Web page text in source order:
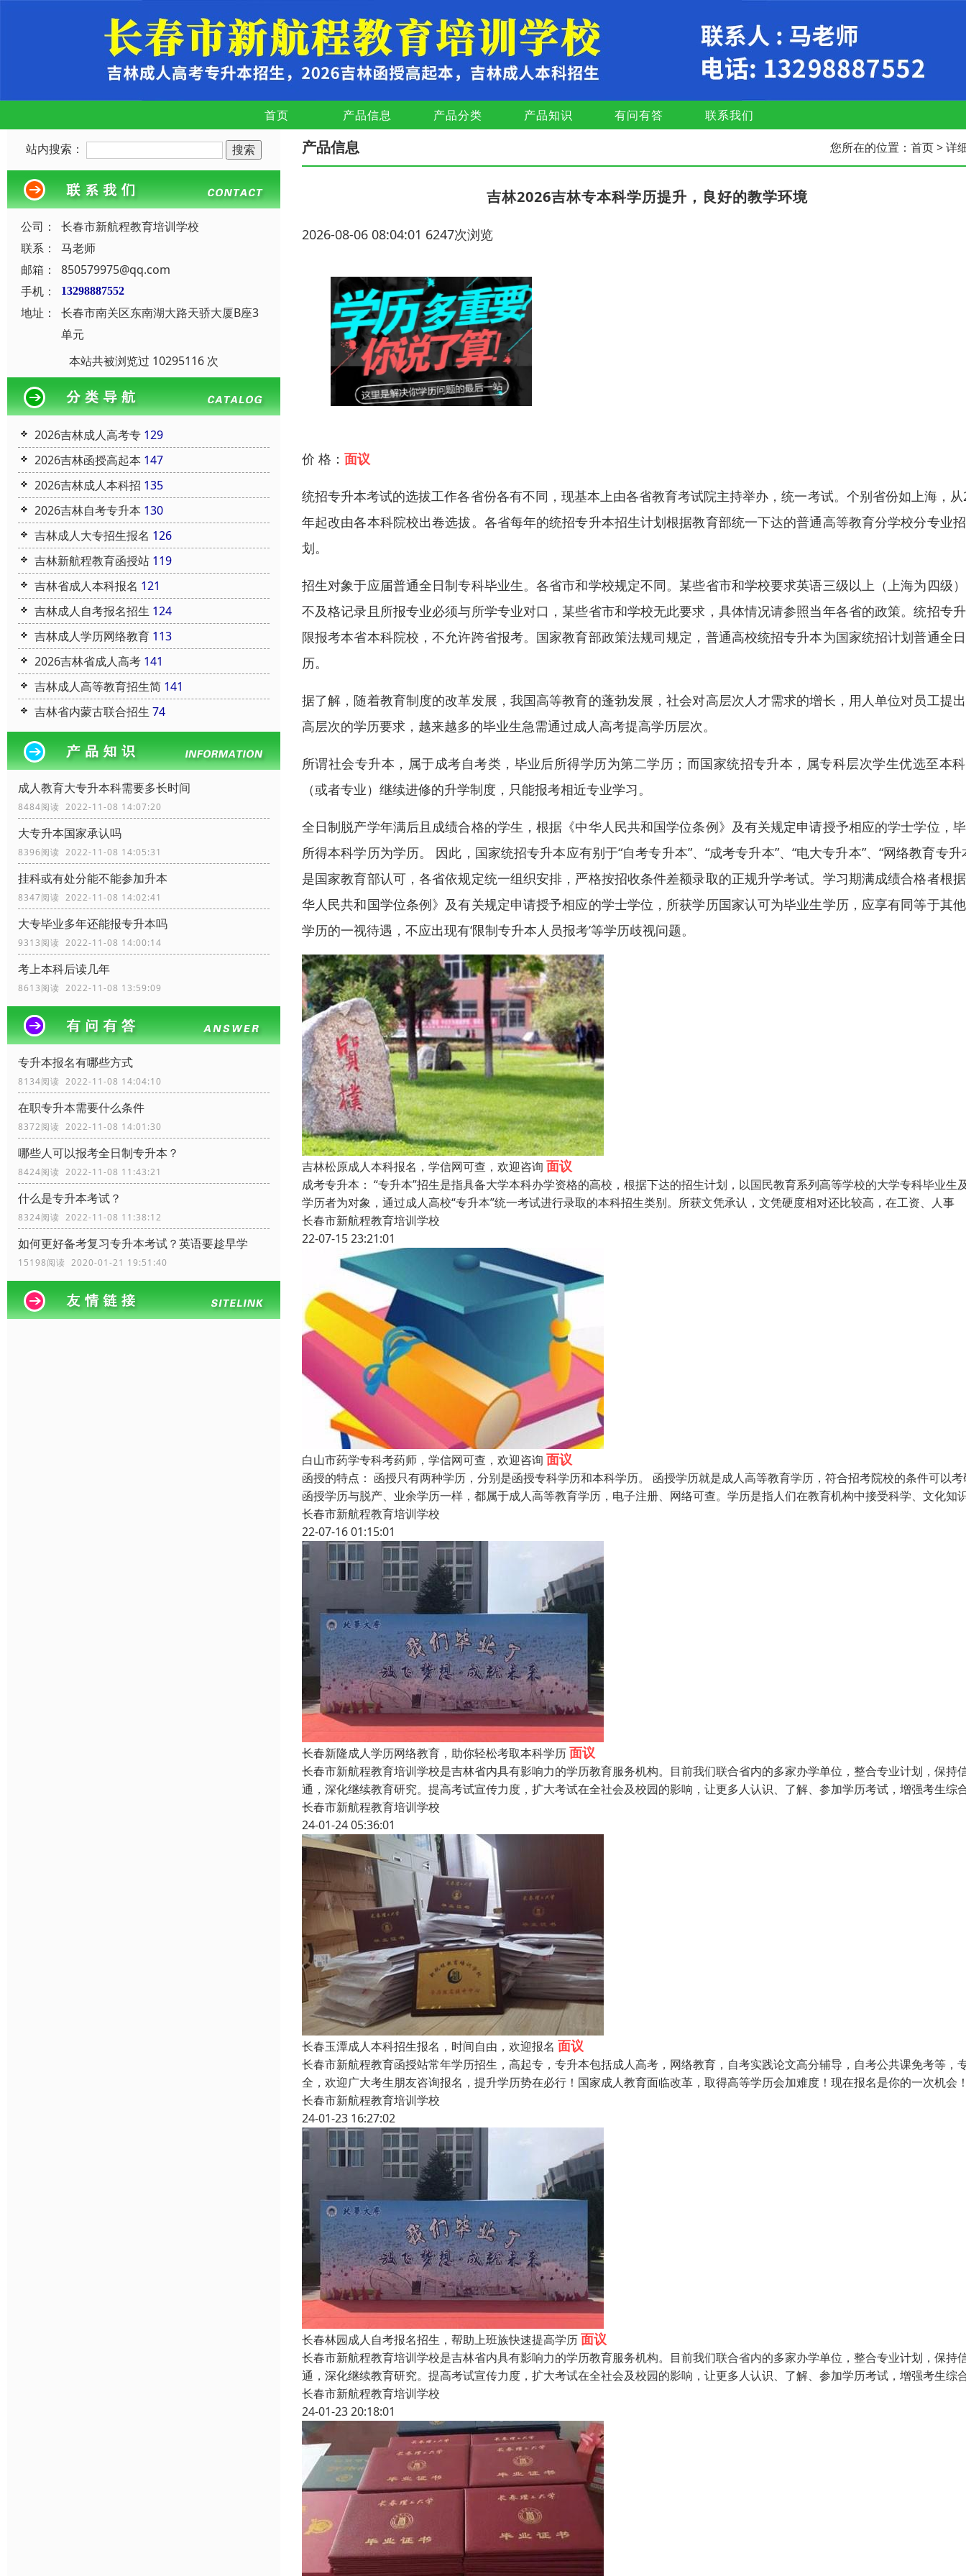
首页 产品信息 产品分类 产品知识 有问有答 联系我们
站内搜索：
公司：
长春市新航程教育培训学校
联系：
马老师
邮箱：
850579975@qq.com
手机：
13298887552
地址：
长春市南关区东南湖大路天骄大厦B座3
单元
本站共被浏览过 10295116 次
2026吉林成人高考专 129
2026吉林函授高起本 147
2026吉林成人本科招 135
2026吉林自考专升本 130
吉林成人大专招生报名 126
吉林新航程教育函授站 119
吉林省成人本科报名 121
吉林成人自考报名招生 124
吉林成人学历网络教育 113
2026吉林省成人高考 141
吉林成人高等教育招生简 141
吉林省内蒙古联合招生 74
成人教育大专升本科需要多长时间
8484阅读 2022-11-08 14:07:20
大专升本国家承认吗
8396阅读 2022-11-08 14:05:31
挂科或有处分能不能参加升本
8347阅读 2022-11-08 14:02:41
大专毕业多年还能报专升本吗
9313阅读 2022-11-08 14:00:14
考上本科后读几年
8613阅读 2022-11-08 13:59:09
专升本报名有哪些方式
8134阅读 2022-11-08 14:04:10
在职专升本需要什么条件
8372阅读 2022-11-08 14:01:30
哪些人可以报考全日制专升本？
8424阅读 2022-11-08 11:43:21
什么是专升本考试？
8324阅读 2022-11-08 11:38:12
如何更好备考复习专升本考试？英语要趁早学
15198阅读 2020-01-21 19:51:40
产品信息 您所在的位置： 首页> 详
吉林2026吉林专本科学历提升，良好的教学环境
2026-08-06 08:04:01 6247次浏览
价 格： 面议
统招专升本考试的选拔工作各省份各有不同，现基本上由各省教育考试院主持举办，统一考试。个别省份如上海，
年起改由各本科院校出卷选拔。各省每年的统招专升本招生计划根据教育部统一下达的普通高等教育分学校分专业
划。
招生对象于应届普通全日制专科毕业生。各省市和学校规定不同。某些省市和学校要求英语三级以上（上海为四级
不及格记录且所报专业必须与所学专业对口，某些省市和学校无此要求，具体情况请参照当年各省的政策。统招专
限报考本省本科院校，不允许跨省报考。国家教育部政策法规司规定，普通高校统招专升本为国家统招计划普通全
历。
据了解，随着教育制度的改革发展，我国高等教育的蓬勃发展，社会对高层次人才需求的增长，用人单位对员工提
高层次的学历要求，越来越多的毕业生急需通过成人高考提高学历层次。
所谓社会专升本，属于成考自考类，毕业后所得学历为第二学历；而国家统招专升本，属专科层次学生优选至本
（或者专业）继续进修的升学制度，只能报考相近专业学习。
全日制脱产学年满后且成绩合格的学生，根据《中华人民共和国学位条例》及有关规定申请授予相应的学士学位，
所得本科学历为学历。 因此，国家统招专升本应有别于“自考专升本”、“成考专升本”、“电大专升本”、“网络教育专升
是国家教育部认可，各省依规定统一组织安排，严格按招收条件差额录取的正规升学考试。学习期满成绩合格者根
华人民共和国学位条例》及有关规定申请授予相应的学士学位，所获学历国家认可为毕业生学历，应享有同等于其
学历的一视待遇，不应出现有‘限制专升本人员报考’等学历歧视问题。
吉林松原成人本科报名，学信网可查，欢迎咨询 面议
成考专升本： “专升本”招生是指具备大学本科办学资格的高校，根据下达的招生计划，以国民教育系列高等学校的大学专科毕业生
学历者为对象，通过成人高校“专升本”统一考试进行录取的本科招生类别。所获文凭承认，文凭硬度相对还比较高，在工资、人事
长春市新航程教育培训学校
22-07-15 23:21:01
白山市药学专科考药师，学信网可查，欢迎咨询 面议
函授的特点： 函授只有两种学历，分别是函授专科学历和本科学历。 函授学历就是成人高等教育学历，符合招考院校的条件可以
函授学历与脱产、业余学历一样，都属于成人高等教育学历，电子注册、网络可查。学历是指人们在教育机构中接受科学、文化知
长春市新航程教育培训学校
22-07-16 01:15:01
长春新隆成人学历网络教育，助你轻松考取本科学历面议
长春市新航程教育培训学校是吉林省内具有影响力的学历教育服务机构。目前我们联合省内的多家办学单位，整合专业计划，保持
通，深化继续教育研究。提高考试宣传力度，扩大考试在全社会及校园的影响，让更多人认识、了解、参加学历考试，增强考生综
长春市新航程教育培训学校
24-01-24 05:36:01
长春玉潭成人本科招生报名，时间自由，欢迎报名 面议
长春市新航程教育函授站常年学历招生，高起专，专升本包括成人高考，网络教育，自考实践论文高分辅导，自考公共课免考等，
全，欢迎广大考生朋友咨询报名，提升学历势在必行！国家成人教育面临改革，取得高等学历会加难度！现在报名是你的一次机会
长春市新航程教育培训学校
24-01-23 16:27:02
长春林园成人自考报名招生，帮助上班族快速提高学历面议
长春市新航程教育培训学校是吉林省内具有影响力的学历教育服务机构。目前我们联合省内的多家办学单位，整合专业计划，保持
通，深化继续教育研究。提高考试宣传力度，扩大考试在全社会及校园的影响，让更多人认识、了解、参加学历考试，增强考生综
长春市新航程教育培训学校
24-01-23 20:18:01